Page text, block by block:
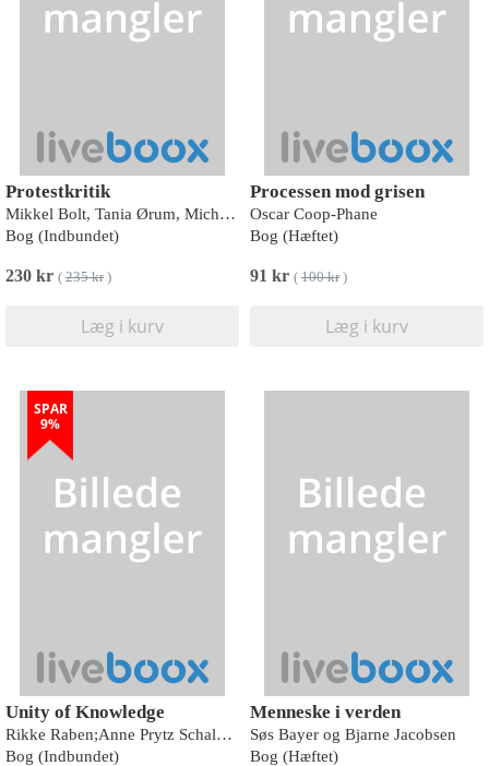
Protestkritik
Mikkel Bolt, Tania Ørum, Michael Hardt, Antonio Negri, Kirsten Hyldgaard, Arkivaristerne, Kristian Thorup, Katrin Hjort, Gry Worre Halberg, Sisters Hope, Gustav Johannes Hoder, Rasmus Bro Clemmensen, Brian Benjamin Hansen
Bog (Indbundet)
230 kr ( 235 kr)
Læg i kurv
Processen mod grisen
Oscar Coop-Phane
Bog (Hæftet)
91 kr ( 100 kr)
Læg i kurv
SPAR
9%
Unity of Knowledge
Rikke Raben;Anne Prytz Schaldemose;Peter Høeg
Bog (Indbundet)
Menneske i verden
Søs Bayer og Bjarne Jacobsen
Bog (Hæftet)